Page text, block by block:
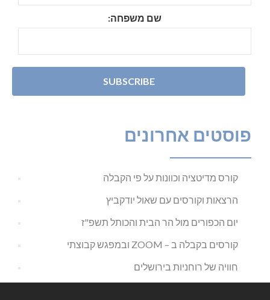
שם משפחה:
פוסטים אחרונים
קורס מדיטציה וכוונות על פי הקבלה
הרצאות וקורסים עם שאול יודקביץ
יום הכפורים מול הר הבית והכותל תשפ"ז
קורסים בקבלה ב – ZOOM ובמפגש קבוצתי
חוויה של רוחניות בירושלים